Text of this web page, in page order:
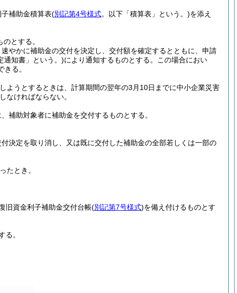
補助金積算表(別記第4号様式。以下「積算表」という。)を添え
とする。
やかに補助金の交付を決定し、交付額を確定するとともに、申請
通知書」という。)により通知するものとする。
この場合におい
る。
ようとするときは、計算期間の翌年の3月10日までに中小企業災害
なければならない。
補助対象者に補助金を交付するものとする。
決定を取り消し、又は既に交付した補助金の全部若しくは一部の
たとき。
旧資金利子補助金交付台帳(別記第7号様式)を備え付けるものとす
る。